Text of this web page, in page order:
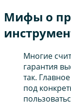
Мифы о
Многие
гарантия
так.
под